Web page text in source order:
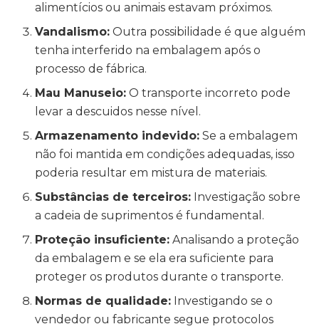
alimentícios ou animais estavam próximos.
Vandalismo: Outra possibilidade é que alguém
tenha interferido na embalagem após o
processo de fábrica.
Mau Manuseio: O transporte incorreto pode
levar a descuidos nesse nível.
Armazenamento indevido: Se a embalagem
não foi mantida em condições adequadas, isso
poderia resultar em mistura de materiais.
Substâncias de terceiros: Investigação sobre
a cadeia de suprimentos é fundamental.
Proteção insuficiente: Analisando a proteção
da embalagem e se ela era suficiente para
proteger os produtos durante o transporte.
Normas de qualidade: Investigando se o
vendedor ou fabricante segue protocolos